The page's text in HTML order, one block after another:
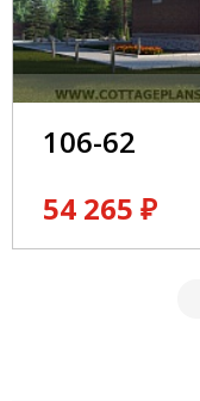
106-62
54 265 ₽